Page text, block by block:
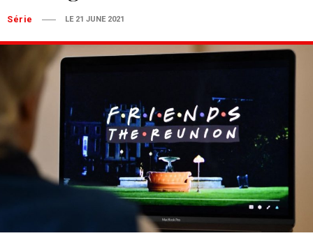
Série LE 21 JUNE 2021